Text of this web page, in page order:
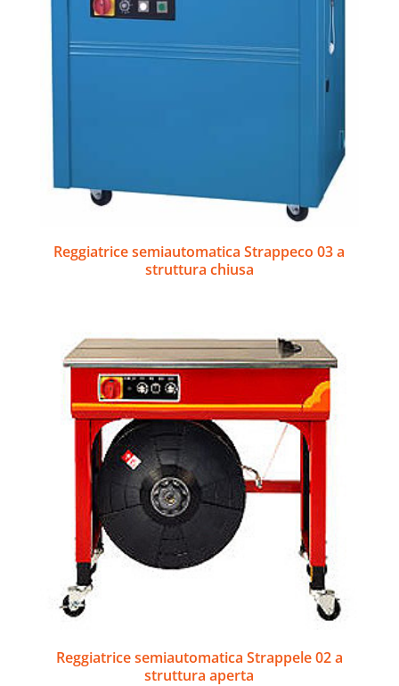
Reggiatrice semiautomatica Strappeco 03 a
struttura chiusa
Reggiatrice semiautomatica Strappele 02 a
struttura aperta